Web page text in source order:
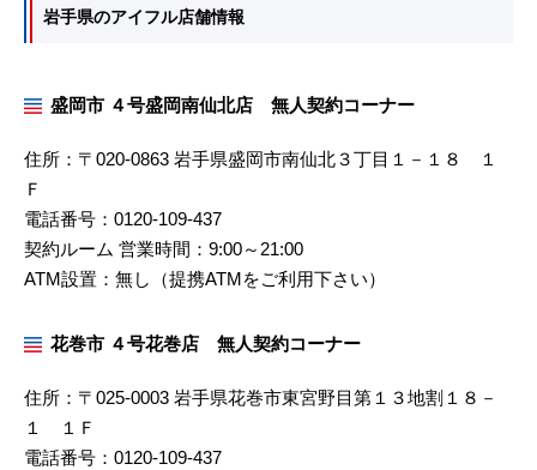
岩手県のアイフル店舗情報
盛岡市 ４号盛岡南仙北店 無人契約コーナー
住所：〒020-0863 岩手県盛岡市南仙北３丁目１－１８ １
Ｆ
電話番号：0120-109-437
契約ルーム 営業時間：9:00～21:00
ATM設置：無し（提携ATMをご利用下さい）
花巻市 ４号花巻店 無人契約コーナー
住所：〒025-0003 岩手県花巻市東宮野目第１３地割１８－
１ １Ｆ
電話番号：0120-109-437